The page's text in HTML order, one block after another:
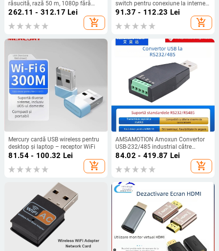
răsucită, rază 50 m, 1080p fără
comprimare, latență zero, învățare
262.11 - 312.17 Lei
add_shopping_cart
switch pentru conexiune la internet
simultană
91.37 - 112.23 Lei
add_shopping_cart
Mercury cardă USB wireless pentru
desktop și laptop – receptor WiFi
81.54 - 100.32 Lei
add_shopping_cart
AMSAMOTION Amoxun Convertor
USB-232/485 industrial către
RS232/RS485
84.02 - 419.87 Lei
add_shopping_cart